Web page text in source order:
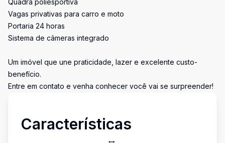
Quadra poliesportiva
Vagas privativas para carro e moto
Portaria 24 horas
Sistema de câmeras integrado
Um imóvel que une praticidade, lazer e excelente custo-
benefício.
Entre em contato e venha conhecer você vai se surpreender!
Características